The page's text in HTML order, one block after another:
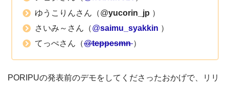
ゆうこりんさん（@yucorin_jp ）
さいみ～さん（@saimu_syakkin ）
てっぺさん（@teppesmn ）
PORIPUの発表前のデモをしてくださったおかげで、リリ